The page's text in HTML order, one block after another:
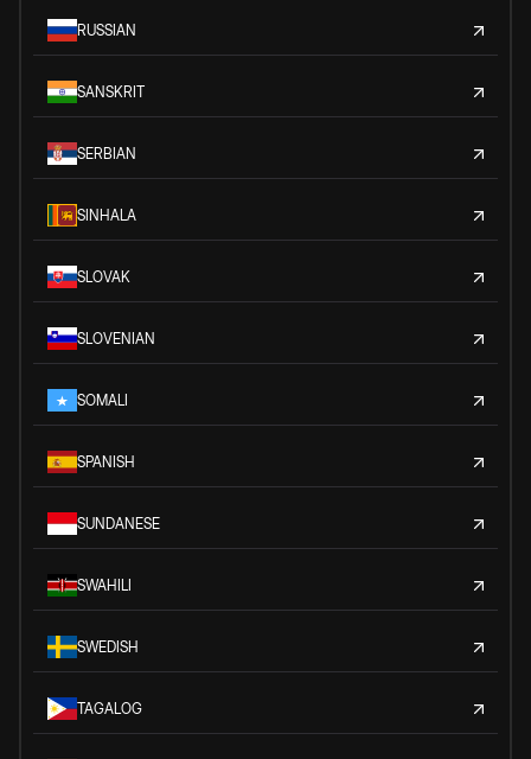
RUSSIAN
SANSKRIT
SERBIAN
SINHALA
SLOVAK
SLOVENIAN
SOMALI
SPANISH
SUNDANESE
SWAHILI
SWEDISH
TAGALOG